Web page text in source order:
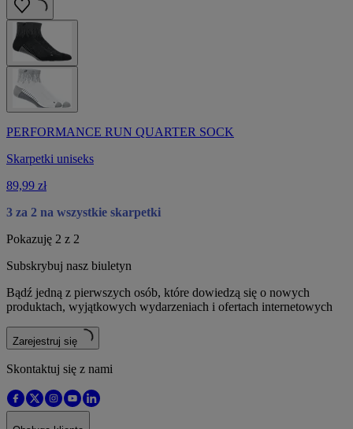
PERFORMANCE RUN QUARTER SOCK
Skarpetki uniseks
89,99 zł
3 za 2 na wszystkie skarpetki
Pokazuję 2 z 2
Subskrybuj nasz biuletyn
Bądź jedną z pierwszych osób, które dowiedzą się o nowych
produktach, wyjątkowych wydarzeniach i ofertach internetowych
Zarejestruj się
Skontaktuj się z nami